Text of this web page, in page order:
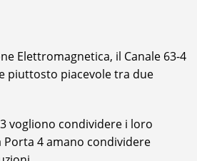
Elettromagnetica, il Canale 63-4
piuttosto piacevole tra due
vogliono condividere i loro
4 amano condividere